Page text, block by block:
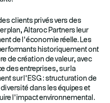
clients privés vers des
plan, Altaroc Partners leur
de l’économie réelle. Les
historiquement ont
de création de valeur, avec
des entreprises, sur la
sur l’ESG : structuration de
dans les équipes et
l’impact environnemental.